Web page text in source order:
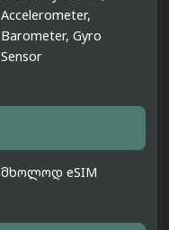
Accelerometer,
Barometer, Gyro
Sensor
მხოლოდ eSIM